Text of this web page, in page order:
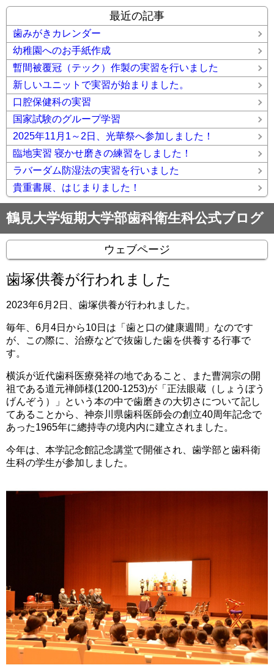
最近の記事
歯みがきカレンダー
幼稚園へのお手紙作成
暫間被覆冠（テック）作製の実習を行いました
新しいユニットで実習が始まりました。
口腔保健科の実習
国家試験のグループ学習
2025年11月1～2日、光華祭へ参加しました！
臨地実習 寝かせ磨きの練習をしました！
ラバーダム防湿法の実習を行いました
貴重書展、はじまりました！
鶴見大学短期大学部歯科衛生科公式ブログ
ウェブページ
歯塚供養が行われました
2023年6月2日、歯塚供養が行われました。
毎年、6月4日から10日は「歯と口の健康週間」なのです
が、この際に、治療などで抜歯した歯を供養する行事で
す。
横浜が近代歯科医療発祥の地であること、また曹洞宗の開
祖である道元禅師様(1200-1253)が「正法眼蔵（しょうぼう
げんぞう）」という本の中で歯磨きの大切さについて記し
てあることから、神奈川県歯科医師会の創立40周年記念で
あった1965年に總持寺の境内内に建立されました。
今年は、本学記念館記念講堂で開催され、歯学部と歯科衛
生科の学生が参加しました。